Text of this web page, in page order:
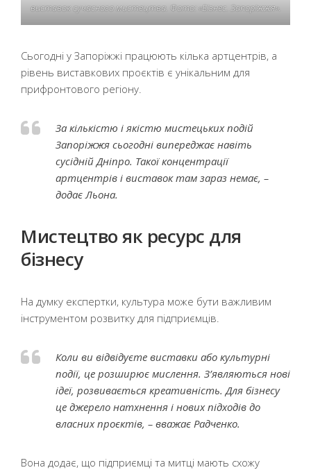
виставок сучасного мистецтва. Фото: «Бізнес. Запоріжжя».
Сьогодні у Запоріжжі працюють кілька артцентрів, а
рівень виставкових проєктів є унікальним для
прифронтового регіону.
За кількістю і якістю мистецьких подій
Запоріжжя сьогодні випереджає навіть
сусідній Дніпро. Такої концентрації
артцентрів і виставок там зараз немає, –
додає Льона.
Мистецтво як ресурс для
бізнесу
На думку експертки, культура може бути важливим
інструментом розвитку для підприємців.
Коли ви відвідуєте виставки або культурні
події, це розширює мислення. З’являються нові
ідеї, розвивається креативність. Для бізнесу
це джерело натхнення і нових підходів до
власних проєктів, – вважає Радченко.
Вона додає, що підприємці та митці мають схожу